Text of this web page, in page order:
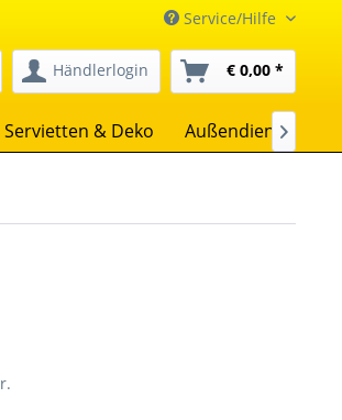
Service/Hilfe
Händlerlogin € 0,00 *
& Deko Außendienst
